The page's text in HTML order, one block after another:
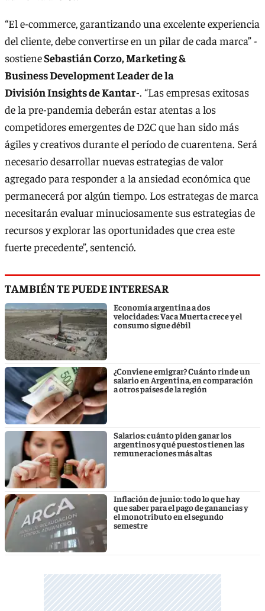
“El e-commerce, garantizando una excelente experiencia
del cliente, debe convertirse en un pilar de cada marca” -
sostieneSebastián Corzo, Marketing &
Business Development Leader de la
División Insights de Kantar-. “Las empresas exitosas
de la pre-pandemia deberán estar atentas a los
competidores emergentes de D2C que han sido más
ágiles y creativos durante el período de cuarentena. Será
necesario desarrollar nuevas estrategias de valor
agregado para responder a la ansiedad económica que
permanecerá por algún tiempo. Los estrategas de marca
necesitarán evaluar minuciosamente sus estrategias de
recursos y explorar las oportunidades que crea este
fuerte precedente”, sentenció.
TAMBIÉN TE PUEDE INTERESAR
Economía argentina a dos
velocidades: Vaca Muerta crece y el
consumo sigue débil
¿Conviene emigrar? Cuánto rinde un
salario en Argentina, en comparación
a otros países de la región
Salarios: cuánto piden ganar los
argentinos y qué puestos tienen las
remuneraciones más altas
Inflación de junio: todo lo que hay
que saber para el pago de ganancias y
el monotributo en el segundo
semestre